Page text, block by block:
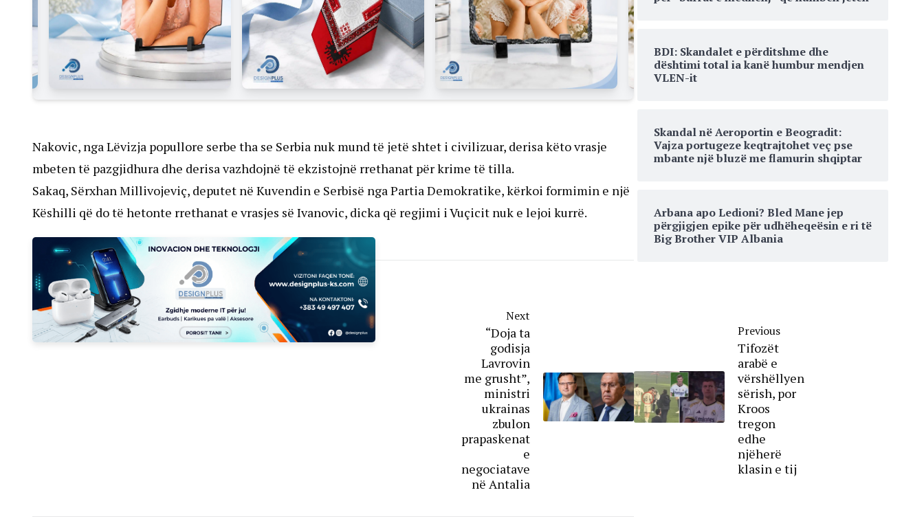
Nakovic, nga Lëvizja popullore serbe tha se Serbia nuk mund të jetë shtet i civilizuar, derisa këto vrasje
mbeten të pazgjidhura dhe derisa vazhdojnë të ekzistojnë rrethanat për krime të tilla.
Sakaq, Sërxhan Millivojeviç, deputet në Kuvendin e Serbisë nga Partia Demokratike, kërkoi formimin e një
Këshilli që do të hetonte rrethanat e vrasjes së Ivanovic, dicka që regjimi i Vuçicit nuk e lejoi kurrë.
Previous
Tifozët
arabë e
vërshëllyen
sërish, por
Kroos
tregon
edhe
njëherë
klasin e tij
Next
“Doja ta
godisja
Lavrovin
me grusht”,
ministri
ukrainas
zbulon
prapaskenat
e
negociatave
në Antalia
BDI: Skandalet e përditshme dhe
dështimi total ia kanë humbur mendjen
VLEN-it
Skandal në Aeroportin e Beogradit:
Vajza portugeze keqtrajtohet veç pse
mbante një bluzë me flamurin shqiptar
Arbana apo Ledioni? Bled Mane jep
përgjigjen epike për udhëheqeësin e ri të
Big Brother VIP Albania